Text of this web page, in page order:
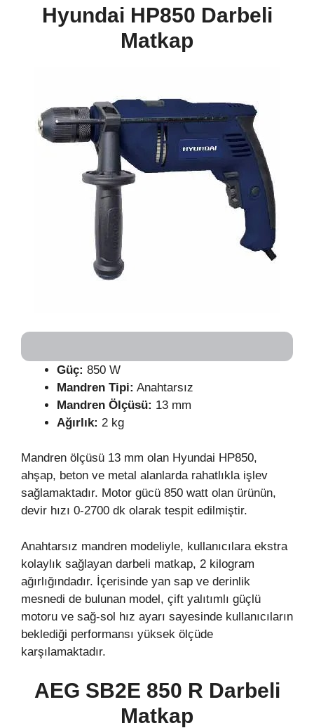
Hyundai HP850 Darbeli
Matkap
Güç: 850 W
Mandren Tipi: Anahtarsız
Mandren Ölçüsü: 13 mm
Ağırlık: 2 kg
Mandren ölçüsü 13 mm olan Hyundai HP850,
ahşap, beton ve metal alanlarda rahatlıkla işlev
sağlamaktadır. Motor gücü 850 watt olan ürünün,
devir hızı 0-2700 dk olarak tespit edilmiştir.
Anahtarsız mandren modeliyle, kullanıcılara ekstra
kolaylık sağlayan darbeli matkap, 2 kilogram
ağırlığındadır. İçerisinde yan sap ve derinlik
mesnedi de bulunan model, çift yalıtımlı güçlü
motoru ve sağ-sol hız ayarı sayesinde kullanıcıların
beklediği performansı yüksek ölçüde
karşılamaktadır.
AEG SB2E 850 R Darbeli
Matkap